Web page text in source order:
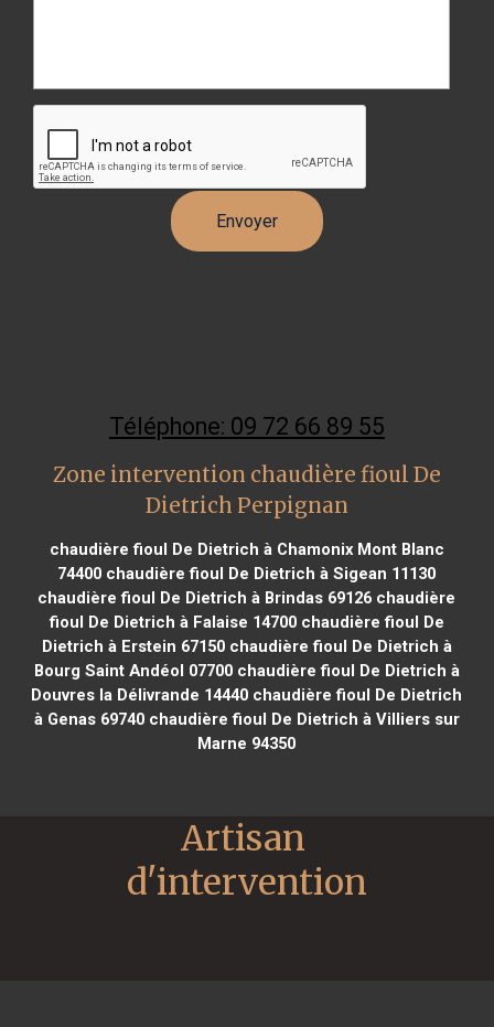
Téléphone: 09 72 66 89 55
Zone intervention chaudière fioul De
Dietrich Perpignan
chaudière fioul De Dietrich à Chamonix Mont Blanc
74400 chaudière fioul De Dietrich à Sigean 11130
chaudière fioul De Dietrich à Brindas 69126 chaudière
fioul De Dietrich à Falaise 14700chaudière fioul De
Dietrich à Erstein 67150chaudière fioul De Dietrich à
Bourg Saint Andéol 07700chaudière fioul De Dietrich à
Douvres la Délivrande 14440 chaudière fioul De Dietrich
à Genas 69740chaudière fioul De Dietrich à Villiers sur
Marne 94350
Artisan
d'intervention